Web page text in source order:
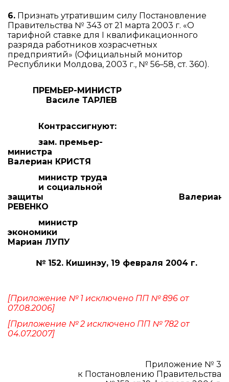
6. Признать утратившим силу Постановление
Правительства № 343 от 21 марта 2003 г. «О
тарифной ставке для I квалификационного
разряда работников хозрасчетных
предприятий» (Официальный монитор
Республики Молдова, 2003 г., № 56–58, ст. 360).
ПРЕМЬЕР-МИНИСТР
Василе ТАРЛЕВ
Контрассигнуют:
зам. премьер-
министра
Валериан КРИСТЯ
министр труда
и социальной
защиты Валериан
РЕВЕНКО
министр
экономики
Мариан ЛУПУ
№ 152. Кишинэу, 19 февраля 2004 г.
[Приложение № 1 исключено ПП № 896 от
07.08.2006]
[Приложение № 2 исключено ПП № 782 от
04.07.2007]
Приложение № 3
к Постановлению Правительства